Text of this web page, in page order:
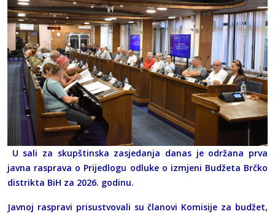
U sali za skupštinska zasjedanja danas je održana prva
javna rasprava o Prijedlogu odluke o izmjeni Budžeta Brčko
distrikta BiH za 2026. godinu.
Javnoj raspravi prisustvovali su članovi Komisije za budžet,